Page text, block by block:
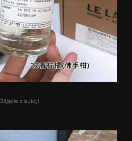
Zdjęcie z aukcji